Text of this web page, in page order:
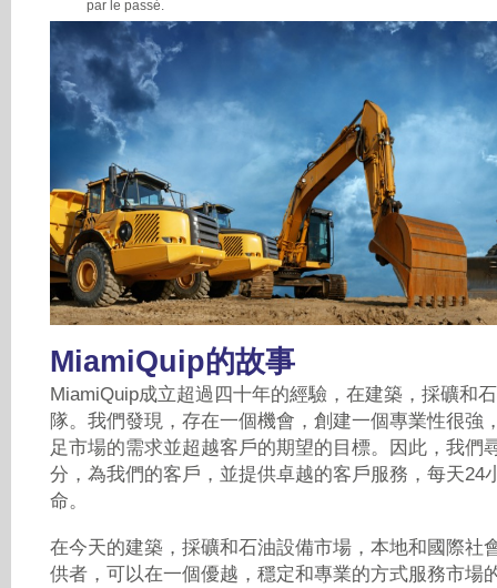
par le passé.
MiamiQuip的故事
MiamiQuip成立超過四十年的經驗，在建築，採礦和
隊。我們發現，存在一個機會，創建一個專業性很強
足市場的需求並超越客戶的期望的目標。因此，我們
分，為我們的客戶，並提供卓越的客戶服務，每天24
命。
在今天的建築，採礦和石油設備市場，本地和國際社
供者，可以在一個優越，穩定和專業的方式服務市場